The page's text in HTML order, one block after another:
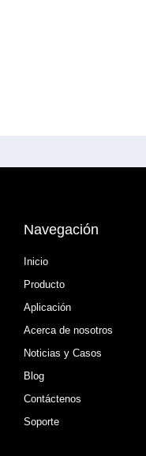
Navegación
Inicio
Producto
Aplicación
Acerca de nosotros
Noticias y Casos
Blog
Contáctenos
Soporte